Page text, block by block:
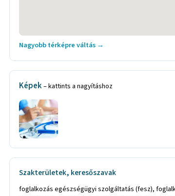
Nagyobb térképre váltás →
Képek– kattints a nagyításhoz
Szakterületek, keresőszavak
foglalkozás egészségügyi szolgáltatás (fesz),